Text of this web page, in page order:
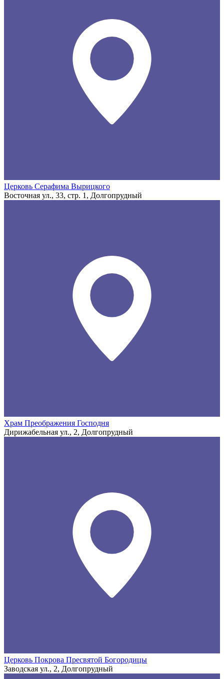
Церковь Серафима Вырицкого
Восточная ул., 33, стр. 1, Долгопрудный
Храм Преображения Господня
Дирижабельная ул., 2, Долгопрудный
Церковь Покрова Пресвятой Богородицы
Заводская ул., 2, Долгопрудный